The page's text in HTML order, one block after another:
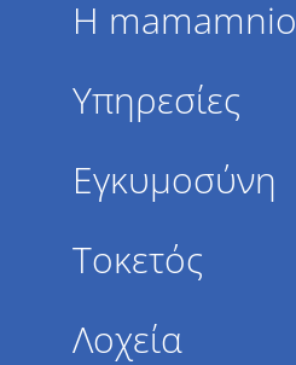
Η mamamnio
Υπηρεσίες
Εγκυμοσύνη
Τοκετός
Λοχεία